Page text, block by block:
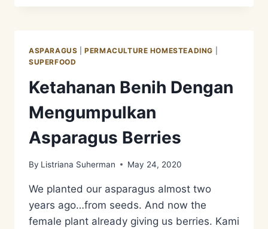
MENGAWETKAN
ASPARAGUS |PERMACULTURE HOMESTEADING
SUPERFOOD
Ketahanan Benih Dengan
Mengumpulkan
Asparagus Berries
By Listriana Suherman May 24, 2020
We planted our asparagus almost two
years ago…from seeds. And now the
female plant already giving us berries. Kami